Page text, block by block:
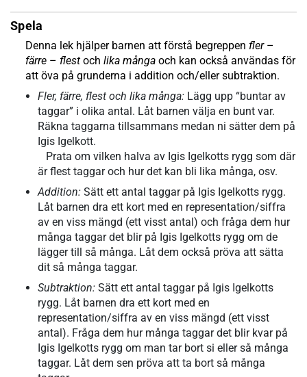
Spela
Denna lek hjälper barnen att förstå begreppen fler–
färre – flest och lika många och kan också användas för
att öva på grunderna i addition och/eller subtraktion.
Fler, färre, flest och lika många: Lägg upp “buntar av
taggar” i olika antal. Låt barnen välja en bunt var.
Räkna taggarna tillsammans medan ni sätter dem på
Igis Igelkott.
Prata om vilken halva av Igis Igelkotts rygg som där
är flest taggar och hur det kan bli lika många, osv.
Addition: Sätt ett antal taggar på Igis Igelkotts rygg.
Låt barnen dra ett kort med en representation/siffra
av en viss mängd (ett visst antal) och fråga dem hur
många taggar det blir på Igis Igelkotts rygg om de
lägger till så många. Låt dem också pröva att sätta
dit så många taggar.
Subtraktion: Sätt ett antal taggar på Igis Igelkotts
rygg. Låt barnen dra ett kort med en
representation/siffra av en viss mängd (ett visst
antal). Fråga dem hur många taggar det blir kvar på
Igis Igelkotts rygg om man tar bort si eller så många
taggar. Låt dem sen pröva att ta bort så många